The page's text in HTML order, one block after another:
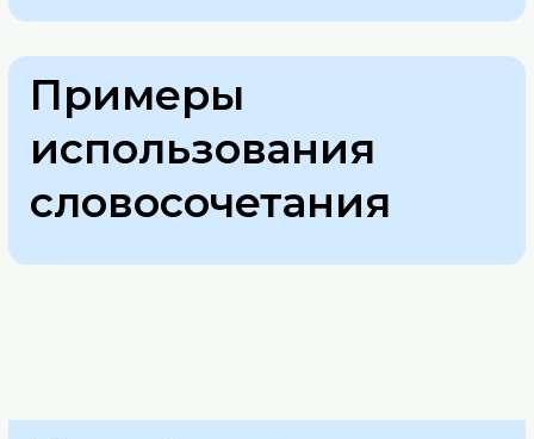
Примеры
использования
словосочетания